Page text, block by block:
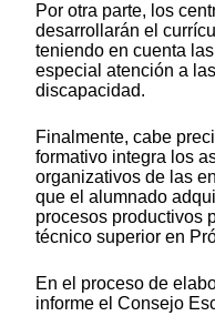
Por otra parte, los
desarrollarán el
teniendo en cuenta
especial atención a
discapacidad.
Finalmente, cabe
formativo integra los
organizativos de las
que el alumnado
procesos productivos
técnico superior en
En el proceso de
informe el Consejo